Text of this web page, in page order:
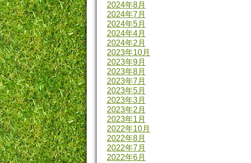
2024年8月
2024年7月
2024年5月
2024年4月
2024年2月
2023年10月
2023年9月
2023年8月
2023年7月
2023年5月
2023年3月
2023年2月
2023年1月
2022年10月
2022年8月
2022年7月
2022年6月